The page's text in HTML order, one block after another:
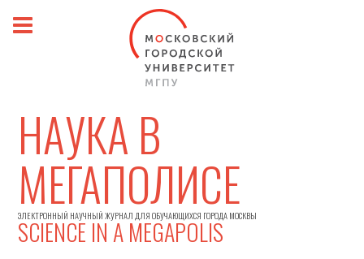
НАУКА В
МЕГАПОЛИСЕ
ЭЛЕКТРОННЫЙ НАУЧНЫЙ ЖУРНАЛ ДЛЯ ОБУЧАЮЩИХСЯ ГОРОДА МОСКВЫ
SCIENCE IN A MEGAPOLIS